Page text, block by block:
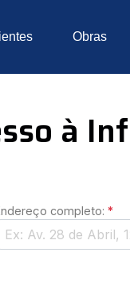
Obras
à
completo: *